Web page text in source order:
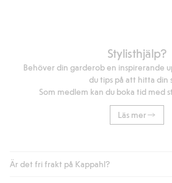
Stylisthjälp?
Behöver din garderob en inspirerande
du tips på att hitta din
Som medlem kan du boka tid med
Läs mer
Är det fri frakt på Kappahl?